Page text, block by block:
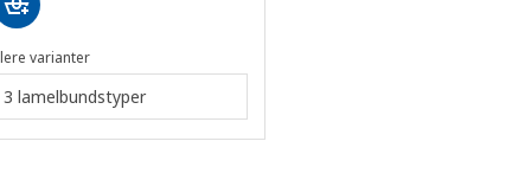
varianter
3 lamelbundstyper